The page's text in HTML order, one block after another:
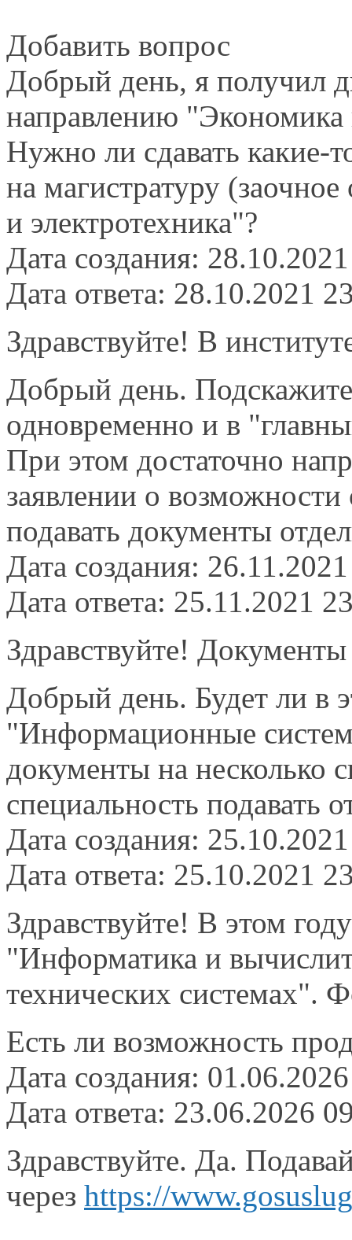
Добавить вопрос
Добрый день, я получил
направлению "Экономика
Нужно ли сдавать какие-
на магистратуру
и электротехника"?
Дата создания:
Дата ответа: 28.10.2021
Здравствуйте! В
Добрый день.
одновременно и в
При этом достаточно
заявлении о
подавать документы
Дата создания:
Дата ответа: 25.11.2021
Здравствуйте!
Добрый день. Будет ли в
"Информационные
документы на несколько
специальность подавать
Дата создания:
Дата ответа: 25.10.2021
Здравствуйте! В этом
"Информатика и
технических системах".
Есть ли возможность
Дата создания:
Дата ответа: 23.06.2026
Здравствуйте. Да.
через https://